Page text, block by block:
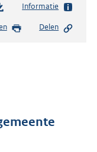
Informatie
Delen